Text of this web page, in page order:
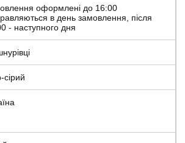
оформлені до 16:00
в день замовлення, після
- наступного дня
сірий